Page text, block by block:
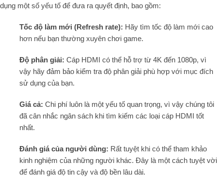
dụng một số yếu tố để đưa ra quyết định, bao gồm:
Tốc độ làm mới (Refresh rate): Hãy tìm tốc độ làm mới cao
hơn nếu bạn thường xuyên chơi game.
Độ phân giải: Cáp HDMI có thể hỗ trợ từ 4K đến 1080p, vì
vậy hãy đảm bảo kiểm tra độ phân giải phù hợp với mục đích
sử dụng của bạn.
Giá cả: Chi phí luôn là một yếu tố quan trọng, vì vậy chúng tôi
đã cân nhắc ngân sách khi tìm kiếm các loại cáp HDMI tốt
nhất.
Đánh giá của người dùng: Rất tuyệt khi có thể tham khảo
kinh nghiệm của những người khác. Đây là một cách tuyệt vời
để đánh giá độ tin cậy và độ bền lâu dài.